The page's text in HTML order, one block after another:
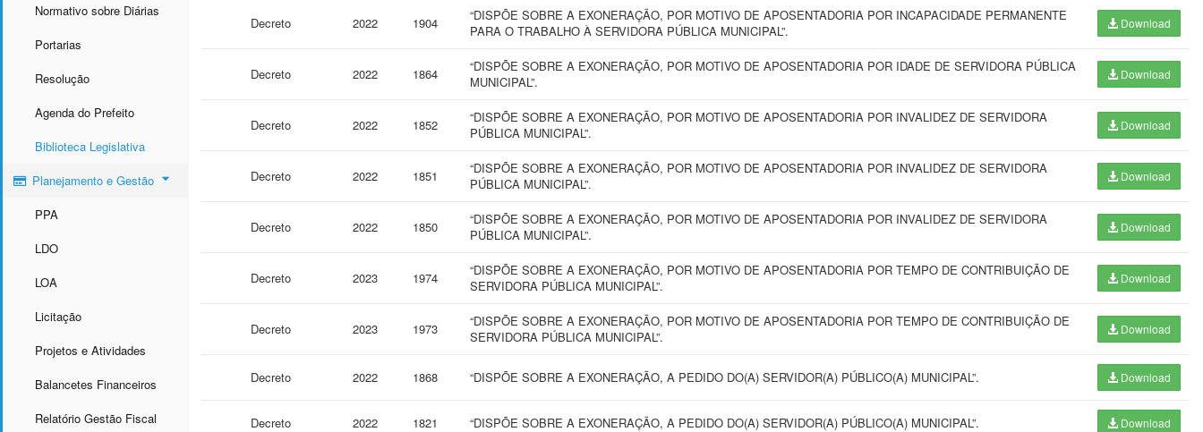
Normativo sobre Diárias
Portarias
Resolução
Agenda do Prefeito
Biblioteca Legislativa
Planejamento e Gestão
PPA
LDO
LOA
Licitação
Projetos e Atividades
Balancetes Financeiros
Relatório Gestão Fiscal
Decreto 2022 1904
“DISPÕE SOBRE A EXONERAÇÃO, POR MOTIVO DE APOSENTADORIA POR INCAPACIDADE PERMANENTE
PARA O TRABALHO À SERVIDORA PÚBLICA MUNICIPAL”.
Download
Decreto 2022 1864
“DISPÕE SOBRE A EXONERAÇÃO, POR MOTIVO DE APOSENTADORIA POR IDADE DE SERVIDORA PÚBLICA
MUNICIPAL”.
Download
Decreto 2022 1852
“DISPÕE SOBRE A EXONERAÇÃO, POR MOTIVO DE APOSENTADORIA POR INVALIDEZ DE SERVIDORA
PÚBLICA MUNICIPAL”.
Download
Decreto 2022 1851
“DISPÕE SOBRE A EXONERAÇÃO, POR MOTIVO DE APOSENTADORIA POR INVALIDEZ DE SERVIDORA
PÚBLICA MUNICIPAL”.
Download
Decreto 2022 1850
“DISPÕE SOBRE A EXONERAÇÃO, POR MOTIVO DE APOSENTADORIA POR INVALIDEZ DE SERVIDORA
PÚBLICA MUNICIPAL”.
Download
Decreto 2023 1974
“DISPÕE SOBRE A EXONERAÇÃO, POR MOTIVO DE APOSENTADORIA POR TEMPO DE CONTRIBUIÇÃO DE
SERVIDORA PÚBLICA MUNICIPAL”.
Download
Decreto 2023 1973
“DISPÕE SOBRE A EXONERAÇÃO, POR MOTIVO DE APOSENTADORIA POR TEMPO DE CONTRIBUIÇÃO DE
SERVIDORA PÚBLICA MUNICIPAL”.
Download
Decreto 2022 1868 “DISPÕE SOBRE A EXONERAÇÃO, A PEDIDO DO(A) SERVIDOR(A) PÚBLICO(A) MUNICIPAL”. Download
Decreto 2022 1821 “DISPÕE SOBRE A EXONERAÇÃO, A PEDIDO DO(A) SERVIDOR(A) PÚBLICO(A) MUNICIPAL”. Download